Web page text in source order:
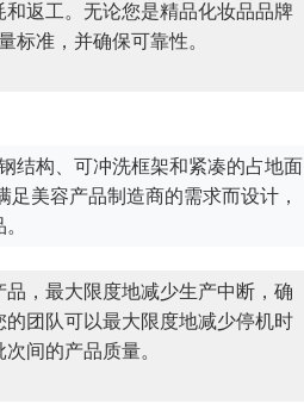
返工。无论您是精品化妆品品牌
标准，并确保可靠性。
结构、可冲洗框架和紧凑的占地面
美容产品制造商的需求而设计，
，最大限度地减少生产中断，确
团队可以最大限度地减少停机时
间的产品质量。